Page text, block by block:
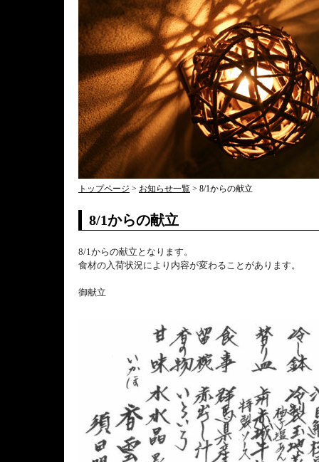
トップページ > お知らせ一覧 > 8/1からの献立
8/1からの献立
8/1からの献立となります。
食材の入荷状況により内容が変わることがあります。
御献立